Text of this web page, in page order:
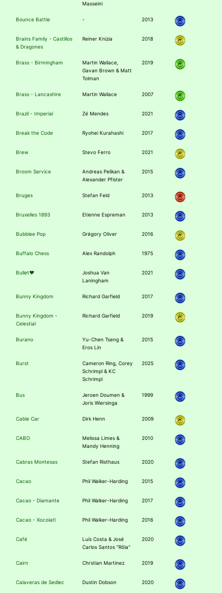
Masseini
Bounce Battle - 2013
Brains Family - Castillos
& Dragones
Reiner Knizia 2018
Brass - Birmingham
Martin Wallace,
Gavan Brown & Matt
Tolman
2019
Brass - Lancashire Martin Wallace 2007
Brazil - Imperial Zé Mendes 2021
Break the Code Ryohei Kurahashi 2017
Brew Stevo Ferro 2021
Broom Service
Andreas Pelikan &
Alexander Pfister
2015
Bruges Stefan Feld 2013
Bruxelles 1893 Etienne Espreman 2013
Bubblee Pop Grégory Oliver 2016
Buffalo Chess Alex Randolph 1975
Bullet♥︎
Joshua Van
Laningham
2021
Bunny Kingdom Richard Garfield 2017
Bunny Kingdom -
Celestial
Richard Garfield 2019
Burano
Yu-Chen Tseng &
Eros Lin
2015
Burst
Cameron Ring, Corey
Schrimpl & KC
Schrimpl
2025
Bus
Jeroen Doumen &
Joris Wiersinga
1999
Cable Car Dirk Henn 2009
CABO
Melissa Limes &
Mandy Henning
2010
Cabras Montesas Stefan Risthaus 2020
Cacao Phil Walker-Harding 2015
Cacao - Diamante Phil Walker-Harding 2017
Cacao - Xocolatl Phil Walker-Harding 2016
Café
Luís Costa & José
Carlos Santos "Rôla"
2020
Cairn Chrstian Martinez 2019
Calaveras de Sedlec Dustin Dobson 2020